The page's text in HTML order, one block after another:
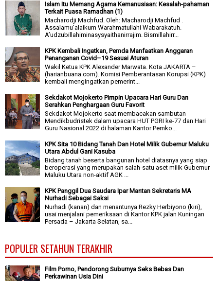
Islam Itu Memang Agama Kemanusiaan: Kesalah-pahaman
Terkait Puasa Ramadhan (1)
Macharodji Machfud. Oleh: Macharodji Machfud .
Assalamu’alaikum Warahmatullahi Wabarakatuh.
A’udzubillahiminasysyaithanirrajim. Bismillahirr...
KPK Kembali Ingatkan, Pemda Manfaatkan Anggaran
Penanganan Covid–19 Sesuai Aturan
Wakil Ketua KPK Alexander Marwata. Kota JAKARTA –
(harianbuana.com). Komisi Pemberantasan Korupsi (KPK)
kembali mengingatkan pemerint...
Sekdakot Mojokerto Pimpin Upacara Hari Guru Dan
Serahkan Penghargaan Guru Favorit
Sekdakot Mojokerto saat membacakan sambutan
Mendikbudristek dalam upacara HUT PGRI ke-77 dan Hari
Guru Nasional 2022 di halaman Kantor Pemko...
KPK Sita 10 Bidang Tanah Dan Hotel Milik Gubernur Maluku
Utara Abdul Gani Kasuba
Bidang tanah beserta bangunan hotel diatasnya yang siap
beroperasi yang merupakan salah-satu aset milik Gubernur
Maluku Utara non-aktif AGK ...
KPK Panggil Dua Saudara Ipar Mantan Sekretaris MA
Nurhadi Sebagai Saksi
Nurhadi (kanan) dan menantunya Rezky Herbiyono (kiri),
usai menjalani pemeriksaan di Kantor KPK jalan Kuningan
Persada – Jakarta Selatan, sa...
POPULER SETAHUN TERAKHIR
Film Porno, Pendorong Suburnya Seks Bebas Dan
Perkawinan Usia Dini